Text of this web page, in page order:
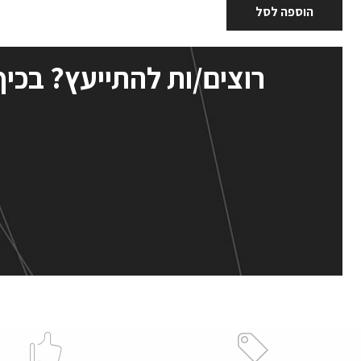
הוספה לסל
רוצים/ות להתייעץ?